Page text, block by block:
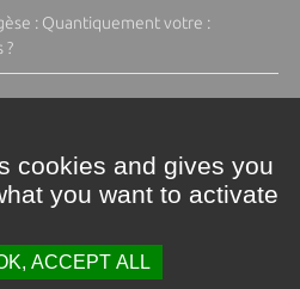
: Quantiquement votre :
?
cookies and gives you
you want to activate
ACCEPT ALL